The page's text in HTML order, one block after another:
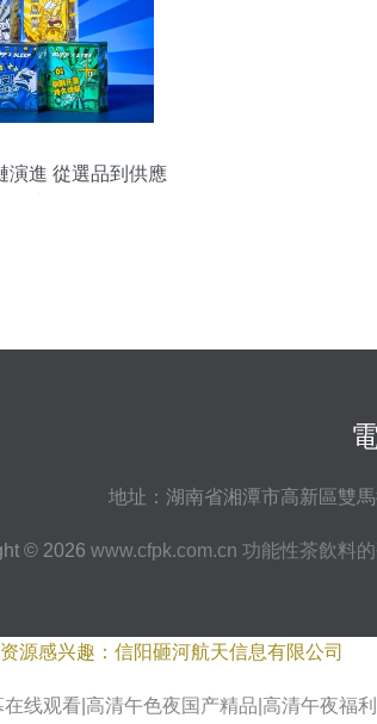
演進 從選品到供應
地址：湖南省湘潭市高新區雙
© 2026 www.cfpk.com.cn 功能性茶飲料的
源感兴趣：信阳砸河航天信息有限公司
线观看|高清午色夜国产精品|高清午夜